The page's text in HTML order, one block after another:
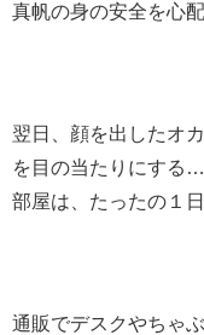
真帆の身の安全を心配
翌日、顔を出したオ
を目の当たりにする
部屋は、たったの１
通販でデスクやちゃ